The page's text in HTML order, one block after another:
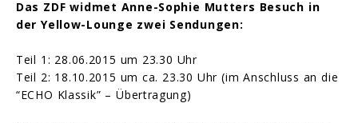
Das ZDF widmet Anne-Sophie Mutters Besuch in
der Yellow-Lounge zwei Sendungen:
Teil 1: 28.06.2015 um 23.30 Uhr
Teil 2: 18.10.2015 um ca. 23.30 Uhr (im Anschluss an die
“ECHO Klassik” – Übertragung)